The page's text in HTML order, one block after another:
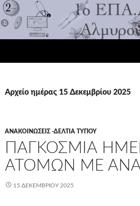
Αρχείο ημέρας 15 Δεκεμβρίου 2025
ΑΝΑΚΟΙΝΏΣΕΙΣ -ΔΕΛΤΊΑ ΤΎΠΟΥ
ΠΑΓΚΌΣΜΙΑ
ΑΤΌΜΩΝ ΜΕ
15 ΔΕΚΕΜΒΡΊΟΥ 2025